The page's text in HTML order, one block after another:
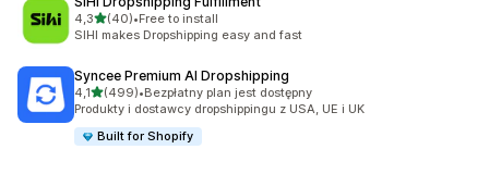
4,3na 5 gwiazdek
(40)
Łączna liczba recenzji: 40
•Free to install
SIHI makes Dropshipping easy and fast
Syncee Premium AI Dropshipping
4,1na 5 gwiazdek
(499)
Łączna liczba recenzji: 499
•Bezpłatny plan jest dostępny
Produkty i dostawcy dropshippingu z USA, UE i UK
Built for Shopify